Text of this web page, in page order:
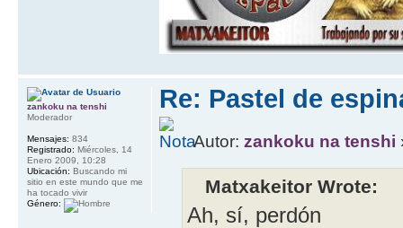
Re: Pastel de
Autor:zankoku na tenshi
Matxakeitor Wrote:
Ah, sí, perdón
zankoku na tenshi
Moderador
Mensajes: 834
Registrado: Miércoles, 14
Enero 2009, 10:28
Ubicación: Buscando mi
sitio en este mundo que me
ha tocado vivir
Género: